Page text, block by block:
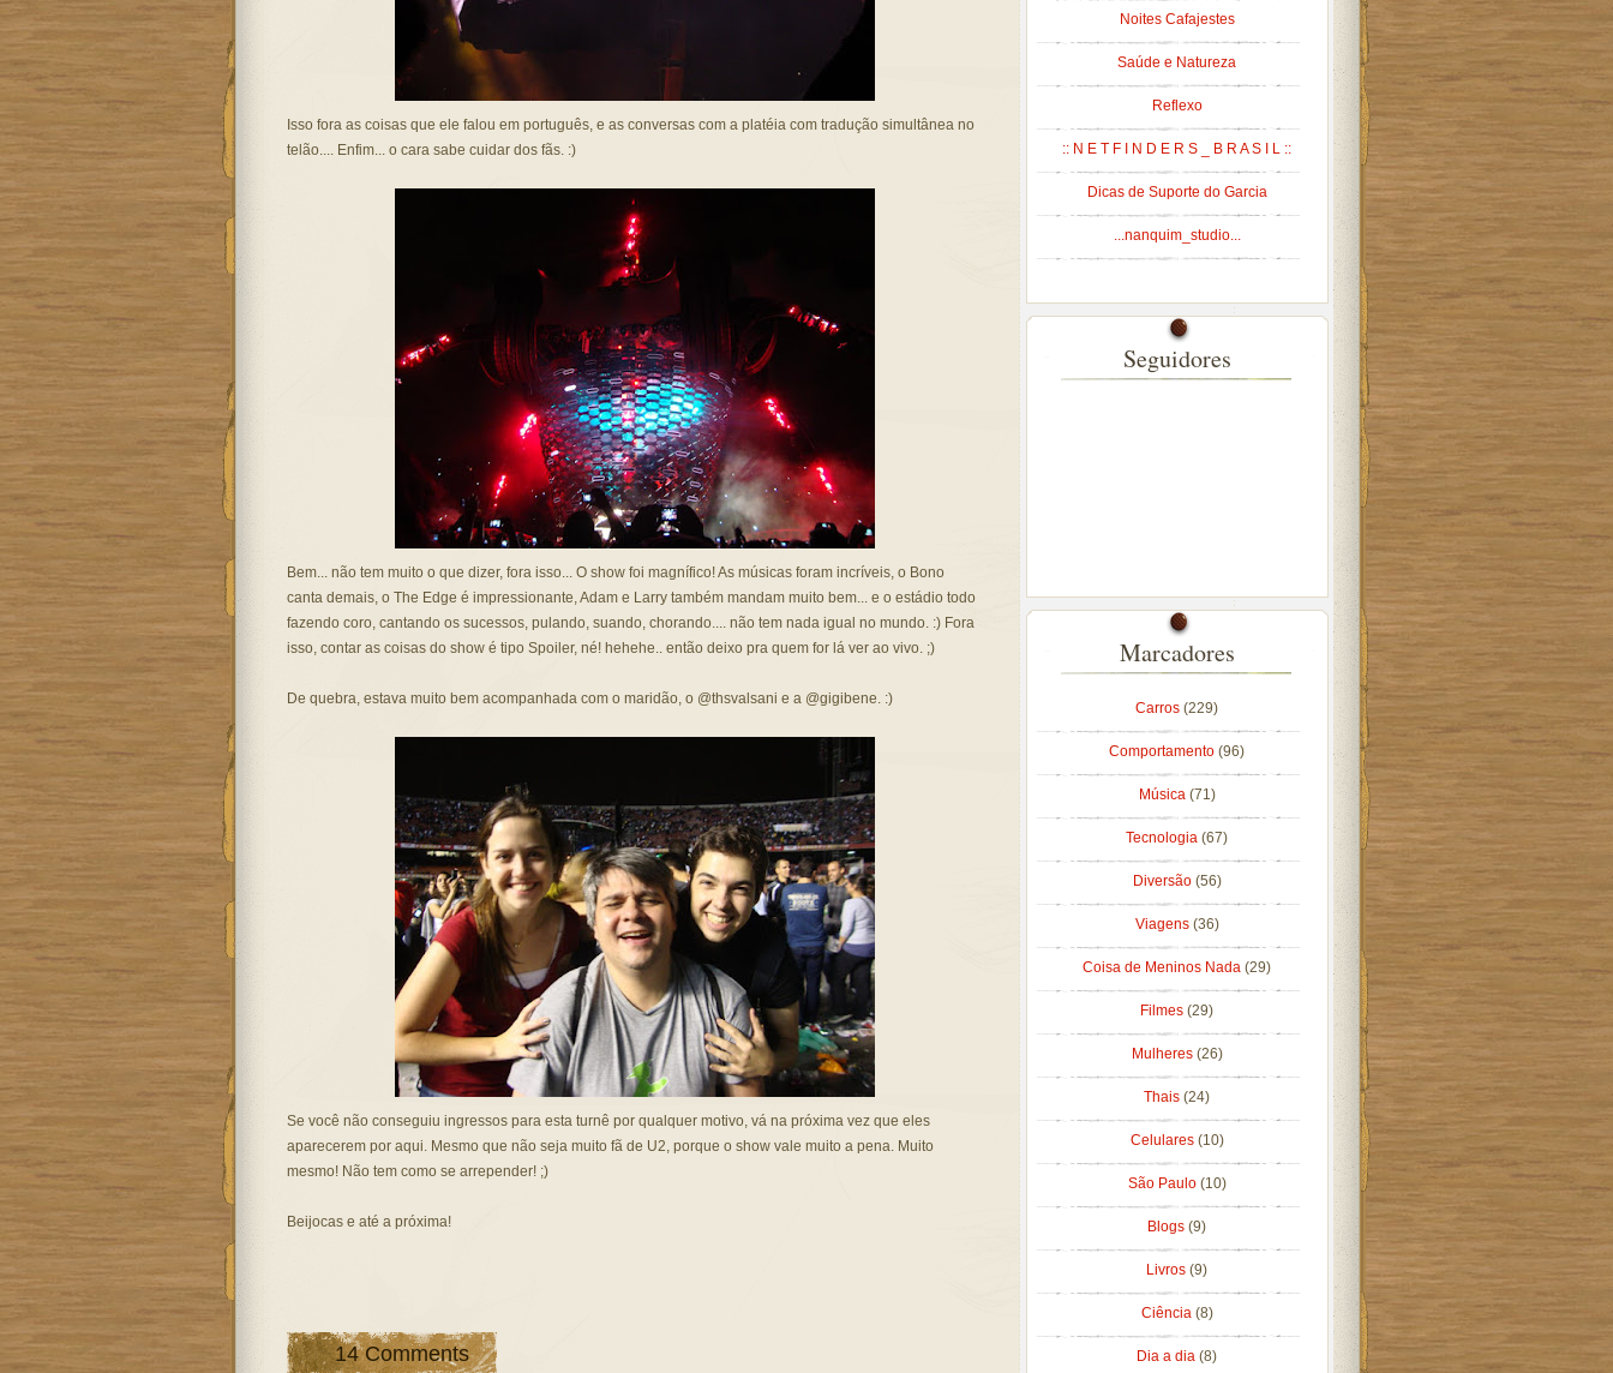
Isso fora as coisas que ele falou em português, e as conversas com a platéia com tradução simultânea no
telão.... Enfim... o cara sabe cuidar dos fãs. :)
Bem... não tem muito o que dizer, fora isso... O show foi magnífico! As músicas foram incríveis, o Bono
canta demais, o The Edge é impressionante, Adam e Larry também mandam muito bem... e o estádio todo
fazendo coro, cantando os sucessos, pulando, suando, chorando.... não tem nada igual no mundo. :) Fora
isso, contar as coisas do show é tipo Spoiler, né! hehehe.. então deixo pra quem for lá ver ao vivo. ;)
De quebra, estava muito bem acompanhada com o maridão, o @thsvalsani e a @gigibene. :)
Se você não conseguiu ingressos para esta turnê por qualquer motivo, vá na próxima vez que eles
aparecerem por aqui. Mesmo que não seja muito fã de U2, porque o show vale muito a pena. Muito
mesmo! Não tem como se arrepender! ;)
Beijocas e até a próxima!
14 Comments
Noites Cafajestes
Saúde e Natureza
Reflexo
:: N E T F I N D E R S _ B R A S I L ::
Dicas de Suporte do Garcia
...nanquim_studio...
Seguidores
Marcadores
Carros (229)
Comportamento (96)
Música (71)
Tecnologia (67)
Diversão (56)
Viagens (36)
Coisa de Meninos Nada (29)
Filmes (29)
Mulheres (26)
Thais (24)
Celulares (10)
São Paulo (10)
Blogs (9)
Livros (9)
Ciência (8)
Dia a dia (8)